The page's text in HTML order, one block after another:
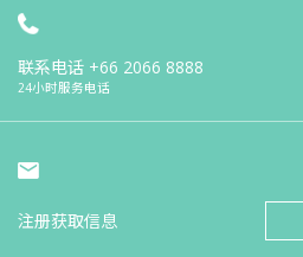
联系电话 +66 2066 8888
24小时服务电话
注册获取信息